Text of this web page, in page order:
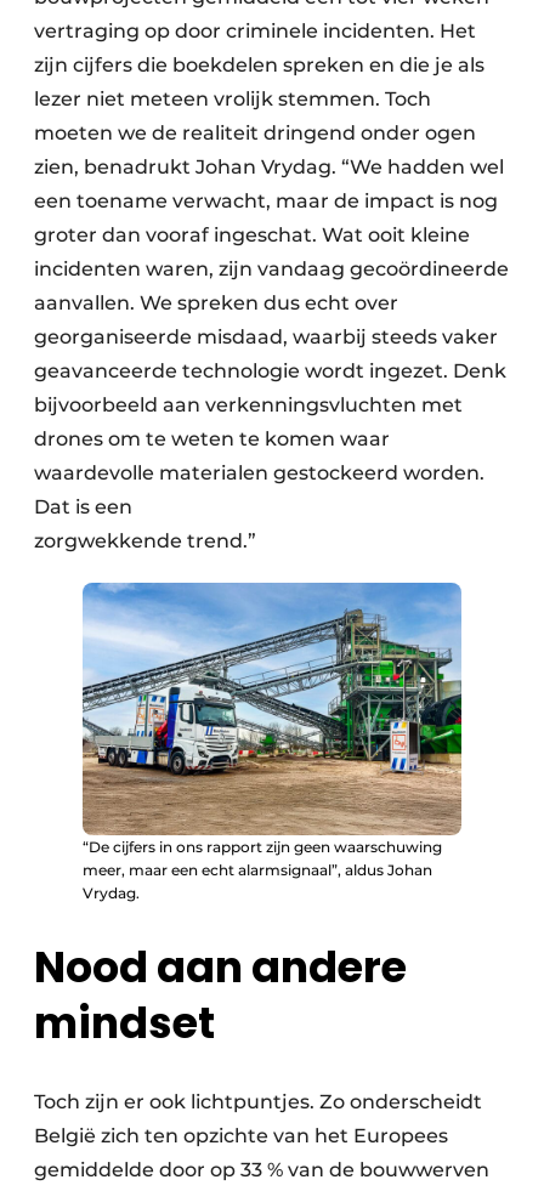
vertraging op door criminele incidenten. Het
zijn cijfers die boekdelen spreken en die je als
lezer niet meteen vrolijk stemmen. Toch
moeten we de realiteit dringend onder ogen
zien, benadrukt Johan Vrydag. “We hadden wel
een toename verwacht, maar de impact is nog
groter dan vooraf ingeschat. Wat ooit kleine
incidenten waren, zijn vandaag gecoördineerde
aanvallen. We spreken dus echt over
georganiseerde misdaad, waarbij steeds vaker
geavanceerde technologie wordt ingezet. Denk
bijvoorbeeld aan verkenningsvluchten met
drones om te weten te komen waar
waardevolle materialen gestockeerd worden.
Dat is een
zorgwekkende trend.”
“De cijfers in ons rapport zijn geen waarschuwing
meer, maar een echt alarmsignaal”, aldus Johan
Vrydag.
Nood aan andere
mindset
Toch zijn er ook lichtpuntjes. Zo onderscheidt
België zich ten opzichte van het Europees
gemiddelde door op 33 % van de bouwwerven